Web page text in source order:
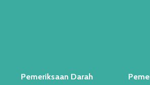
Pemeriksaan Darah